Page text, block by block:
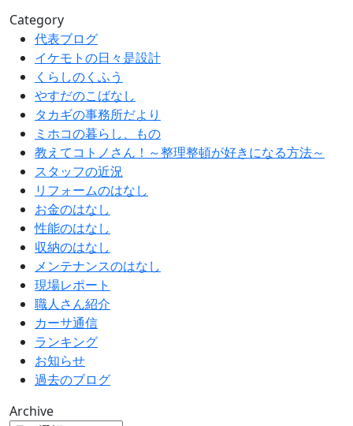
Category
代表ブログ
イケモトの日々是設計
くらしのくふう
やすだのこばなし
タカギの事務所だより
ミホコの暮らし、もの
教えてコトノさん！～整理整頓が好きになる方法～
スタッフの近況
リフォームのはなし
お金のはなし
性能のはなし
収納のはなし
メンテナンスのはなし
現場レポート
職人さん紹介
カーサ通信
ランキング
お知らせ
過去のブログ
Archive